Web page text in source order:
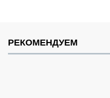
РЕКОМЕНДУЕМ